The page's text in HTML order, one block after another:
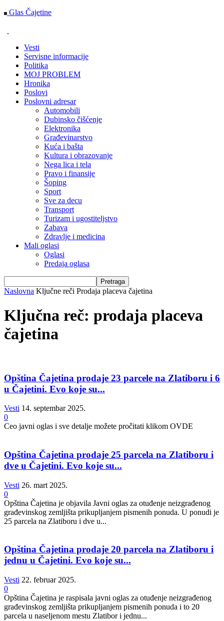
Glas Čajetine
Vesti
Servisne informacije
Politika
MOJ PROBLEM
Hronika
Poslovi
Poslovni adresar
Automobili
Dubinsko čišćenje
Elektronika
Građevinarstvo
Kuća i bašta
Kultura i obrazovanje
Nega lica i tela
Pravo i finansije
Šoping
Sport
Sve za decu
Transport
Turizam i ugostiteljstvo
Zabava
Zdravlje i medicina
Mali oglasi
Oglasi
Predaja oglasa
Naslovna Ključne reči Prodaja placeva čajetina
Ključna reč: prodaja placeva
čajetina
Opština Čajetina prodaje 23 parcele na Zlatiboru i 6
u Čajetini. Evo koje su...
Vesti 14. septembar 2025.
0
Ceo javni oglas i sve detalje možete pročitati klikom OVDE
Opština Čajetina prodaje 25 parcela na Zlatiboru i
dve u Čajetini. Evo koje su...
Vesti 26. mart 2025.
0
Opština Čajetina je objavila Javni oglas za otuđenje neizgrađenog
građevinskog zemljišta prikupljanjem pismenih ponuda. U ponudi je
25 parcela na Zlatiboru i dve u...
Opština Čajetina prodaje 20 parcela na Zlatiboru i
jednu u Čajetini. Evo koje su...
Vesti 22. februar 2025.
0
Opština Čajetina je raspisala javni oglas za otuđenje neizgrađenog
građevinskog zemljišta prikupljanjem pismenih ponuda i to 20
parcela u naseljenom mestu Zlatibor i jednu...